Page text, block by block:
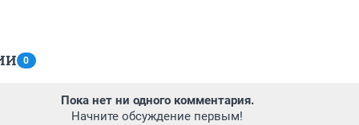
0
Пока нет ни одного комментария.
Начните обсуждение первым!